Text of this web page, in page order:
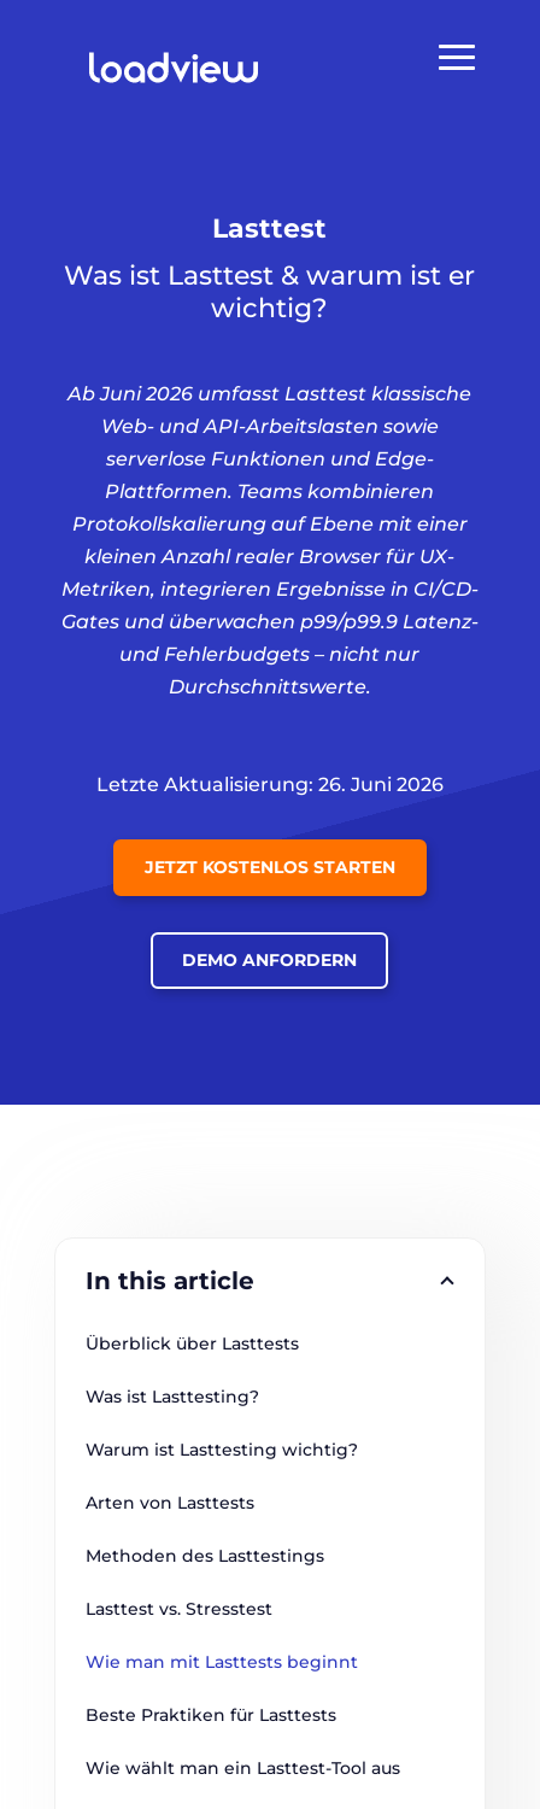
Lasttest
Was ist Lasttest & warum ist er
wichtig?
Ab Juni 2026 umfasst Lasttest klassische
Web- und API-Arbeitslasten sowie
serverlose Funktionen und Edge-
Plattformen. Teams kombinieren
Protokollskalierung auf Ebene mit einer
kleinen Anzahl realer Browser für UX-
Metriken, integrieren Ergebnisse in CI/CD-
Gates und überwachen p99/p99.9 Latenz-
und Fehlerbudgets – nicht nur
Durchschnittswerte.
Letzte Aktualisierung: 26. Juni 2026
JETZT KOSTENLOS STARTEN
DEMO ANFORDERN
In this article
Überblick über Lasttests
Was ist Lasttesting?
Warum ist Lasttesting wichtig?
Arten von Lasttests
Methoden des Lasttestings
Lasttest vs. Stresstest
Wie man mit Lasttests beginnt
Beste Praktiken für Lasttests
Wie wählt man ein Lasttest-Tool aus